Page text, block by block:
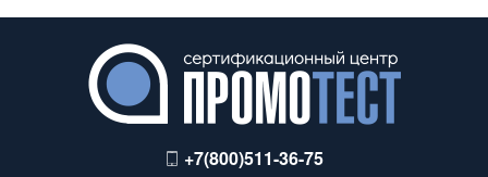
+7(800)511-36-75